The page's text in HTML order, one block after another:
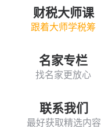
财税大师课
跟着大师学税筹
名家专栏
找名家更放心
联系我们
最好获取精选内容